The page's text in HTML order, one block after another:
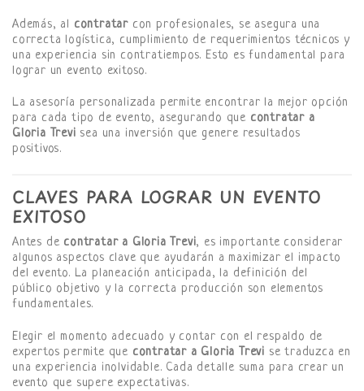
Además, al contratar con profesionales, se asegura una
correcta logística, cumplimiento de requerimientos técnicos y
una experiencia sin contratiempos. Esto es fundamental para
lograr un evento exitoso.
La asesoría personalizada permite encontrar la mejor opción
para cada tipo de evento, asegurando que contratar a
Gloria Trevi sea una inversión que genere resultados
positivos.
CLAVES PARA LOGRAR UN EVENTO
EXITOSO
Antes de contratar a Gloria Trevi, es importante considerar
algunos aspectos clave que ayudarán a maximizar el impacto
del evento. La planeación anticipada, la definición del
público objetivo y la correcta producción son elementos
fundamentales.
Elegir el momento adecuado y contar con el respaldo de
expertos permite que contratar a Gloria Trevi se traduzca en
una experiencia inolvidable. Cada detalle suma para crear un
evento que supere expectativas.